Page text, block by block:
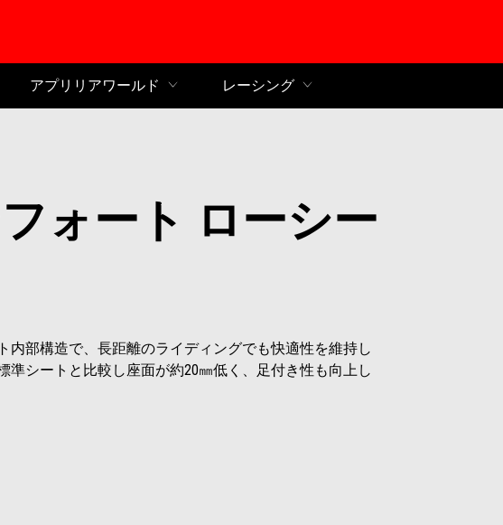
アプリリアワールド レーシング
ォート ローシー
内部構造で、長距離のライディングでも快適性を維持し
準シートと比較し座面が約20㎜低く、足付き性も向上し